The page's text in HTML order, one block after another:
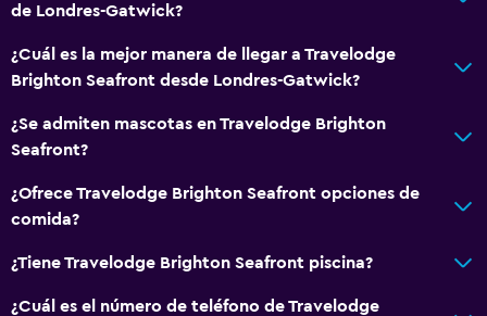
de Londres-Gatwick?
¿Cuál es la mejor manera de llegar a Travelodge
Brighton Seafront desde Londres-Gatwick?
¿Se admiten mascotas en Travelodge Brighton
Seafront?
¿Ofrece Travelodge Brighton Seafront opciones de
comida?
¿Tiene Travelodge Brighton Seafront piscina?
¿Cuál es el número de teléfono de Travelodge